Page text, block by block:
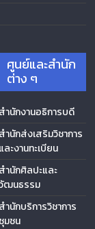
ศูนย์และสำนัก
ต่าง ๆ
สำนักงานอธิการบดี
สำนักส่งเสริมวิชาการ
และงานทะเบียน
สำนักศิลปะและ
ฒนธรรม
สำนักบริการวิชาการ
ชุมชน